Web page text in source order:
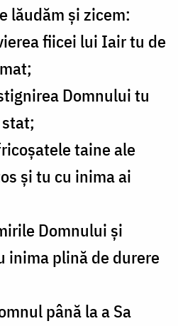
lăudăm şi zicem:
fiicei lui Iair tu de
Domnului tu
taine ale
şi tu cu inima ai
Domnului şi
inima plină de durere
până la a Sa